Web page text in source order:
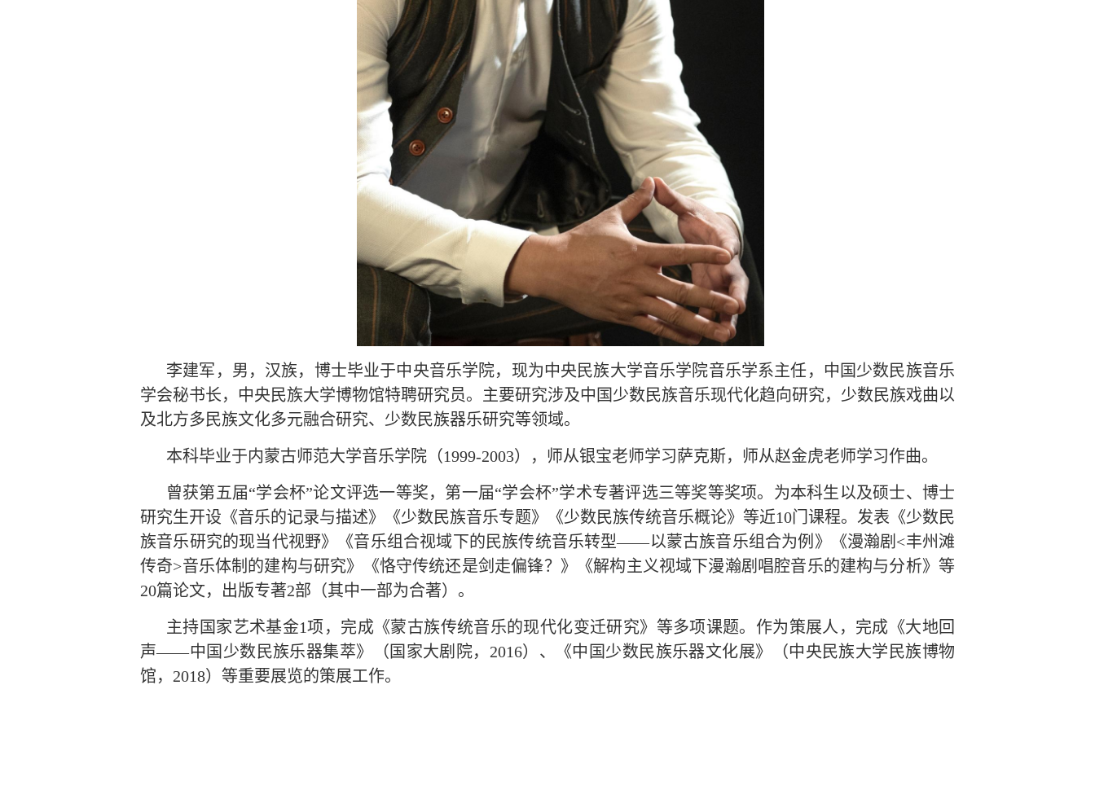
李建军，男，汉族，博士毕业于中央音乐学院，现为中央民族大学音乐学院音乐学系主任，中国少数民族音乐
学会秘书长，中央民族大学博物馆特聘研究员。主要研究涉及中国少数民族音乐现代化趋向研究，少数民族戏曲以
及北方多民族文化多元融合研究、少数民族器乐研究等领域。
本科毕业于内蒙古师范大学音乐学院（1999-2003），师从银宝老师学习萨克斯，师从赵金虎老师学习作曲。
曾获第五届“学会杯”论文评选一等奖，第一届“学会杯”学术专著评选三等奖等奖项。为本科生以及硕士、博士
研究生开设《音乐的记录与描述》《少数民族音乐专题》《少数民族传统音乐概论》等近10门课程。发表《少数民
族音乐研究的现当代视野》《音乐组合视域下的民族传统音乐转型——以蒙古族音乐组合为例》《漫瀚剧 <丰州滩
传奇>音乐体制的建构与研究》《恪守传统还是剑走偏锋？》《解构主义视域下漫瀚剧唱腔音乐的建构与分析》等
20篇论文，出版专著2部（其中一部为合著）。
主持国家艺术基金1项，完成《蒙古族传统音乐的现代化变迁研究》等多项课题。作为策展人，完成《大地回
声——中国少数民族乐器集萃》（国家大剧院， 2016）、《中国少数民族乐器文化展》（中央民族大学民族博物
馆， 2018）等重要展览的策展工作。